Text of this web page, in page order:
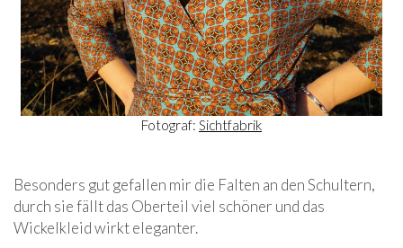
Fotograf: Sichtfabrik
Besonders gut gefallen mir die Falten an den Schultern,
durch sie fällt das Oberteil viel schöner und das
Wickelkleid wirkt eleganter.